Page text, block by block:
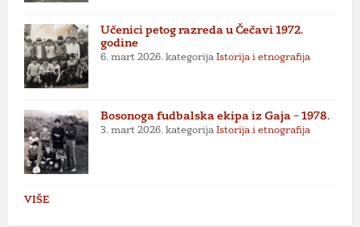
Učenici petog razreda u Čečavi 1972.
godine
6. mart 2026. kategorija Istorija i etnografija
Bosonoga fudbalska ekipa iz Gaja – 1978.
3. mart 2026. kategorija Istorija i etnografija
VIŠE